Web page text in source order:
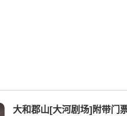
大和郡山[大河剧场]附带门